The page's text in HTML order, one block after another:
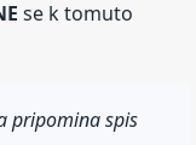
se k tomuto
pripomina spis